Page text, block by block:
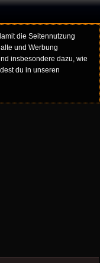
die Seitennutzung
und Werbung
insbesondere dazu, wie
du in unseren